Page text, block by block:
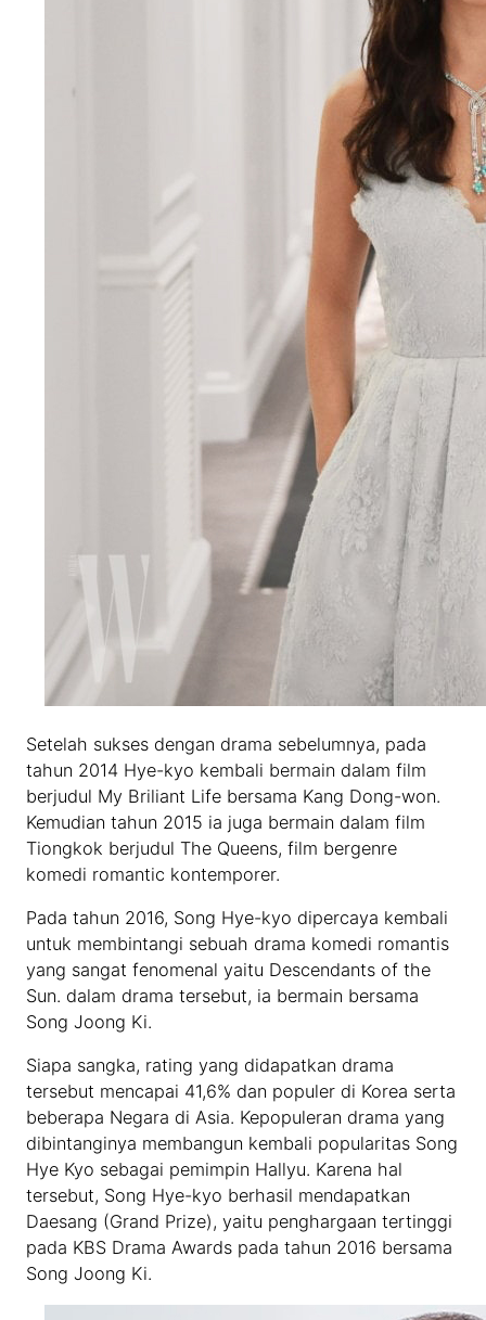
Setelah sukses dengan drama sebelumnya, pada
tahun 2014 Hye-kyo kembali bermain dalam film
berjudul My Briliant Life bersama Kang Dong-won.
Kemudian tahun 2015 ia juga bermain dalam film
Tiongkok berjudul The Queens, film bergenre
komedi romantic kontemporer.
Pada tahun 2016, Song Hye-kyo dipercaya kembali
untuk membintangi sebuah drama komedi romantis
yang sangat fenomenal yaitu Descendants of the
Sun. dalam drama tersebut, ia bermain bersama
Song Joong Ki.
Siapa sangka, rating yang didapatkan drama
tersebut mencapai 41,6% dan populer di Korea serta
beberapa Negara di Asia. Kepopuleran drama yang
dibintanginya membangun kembali popularitas Song
Hye Kyo sebagai pemimpin Hallyu. Karena hal
tersebut, Song Hye-kyo berhasil mendapatkan
Daesang (Grand Prize), yaitu penghargaan tertinggi
pada KBS Drama Awards pada tahun 2016 bersama
Song Joong Ki.